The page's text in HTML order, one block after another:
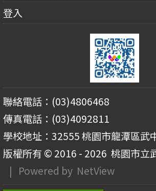
登入
聯絡電話：(03)4806468
傳真電話：(03)4092811
學校地址：32555 桃園市龍潭區武
版權所有 © 2016 - 2026 桃園市立
| Powered by NetView